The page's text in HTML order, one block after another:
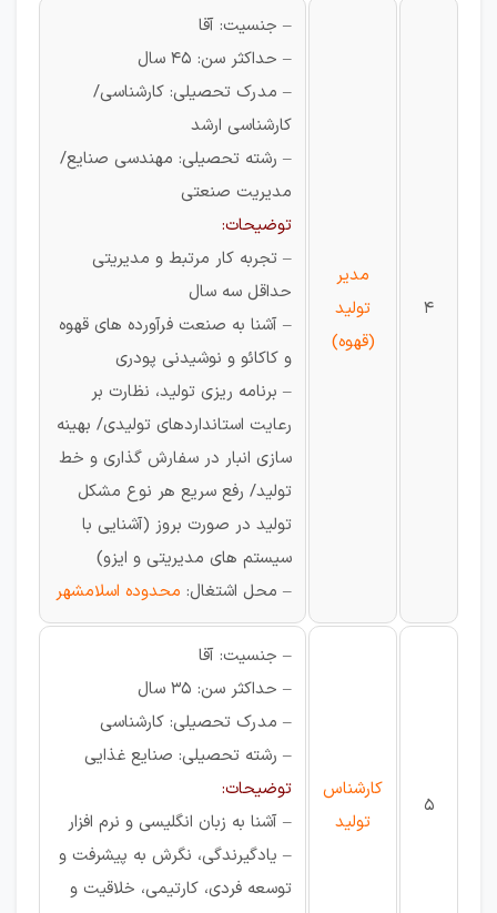
4
مدیر
تولید
(قهوه)
– جنسیت: آقا
– حداکثر سن: 45 سال
– مدرک تحصیلی: کارشناسی/
کارشناسی ارشد
– رشته تحصیلی: مهندسی صنایع/
مدیریت صنعتی
توضیحات:
– تجربه کار مرتبط و مدیریتی
حداقل سه سال
– آشنا به صنعت فرآورده های قهوه
و کاکائو و نوشیدنی پودری
– برنامه ریزی تولید، نظارت بر
رعایت استانداردهای تولیدی/ بهینه
سازی انبار در سفارش گذاری و خط
تولید/ رفع سریع هر نوع مشکل
تولید در صورت بروز (آشنایی با
سیستم های مدیریتی و ایزو)
– محل اشتغال: محدوده اسلامشهر
5
کارشناس
تولید
– جنسیت: آقا
– حداکثر سن: 35 سال
– مدرک تحصیلی: کارشناسی
– رشته تحصیلی: صنایع غذایی
توضیحات:
– آشنا به زبان انگلیسی و نرم افزار
– یادگیرندگی، نگرش به پیشرفت و
توسعه فردی، کارتیمی، خلاقیت و